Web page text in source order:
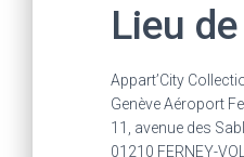
Lieu
Appart’City
Genève Aéroport
11, avenue des
01210 FERNEY-